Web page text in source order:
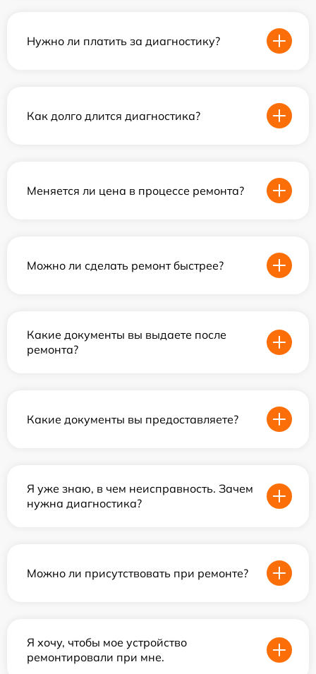
Нужно ли платить за диагностику?
Как долго длится диагностика?
Меняется ли цена в процессе ремонта?
Можно ли сделать ремонт быстрее?
Какие документы вы выдаете после
ремонта?
Какие документы вы предоставляете?
Я уже знаю, в чем неисправность. Зачем
нужна диагностика?
Можно ли присутствовать при ремонте?
Я хочу, чтобы мое устройство
ремонтировали при мне.